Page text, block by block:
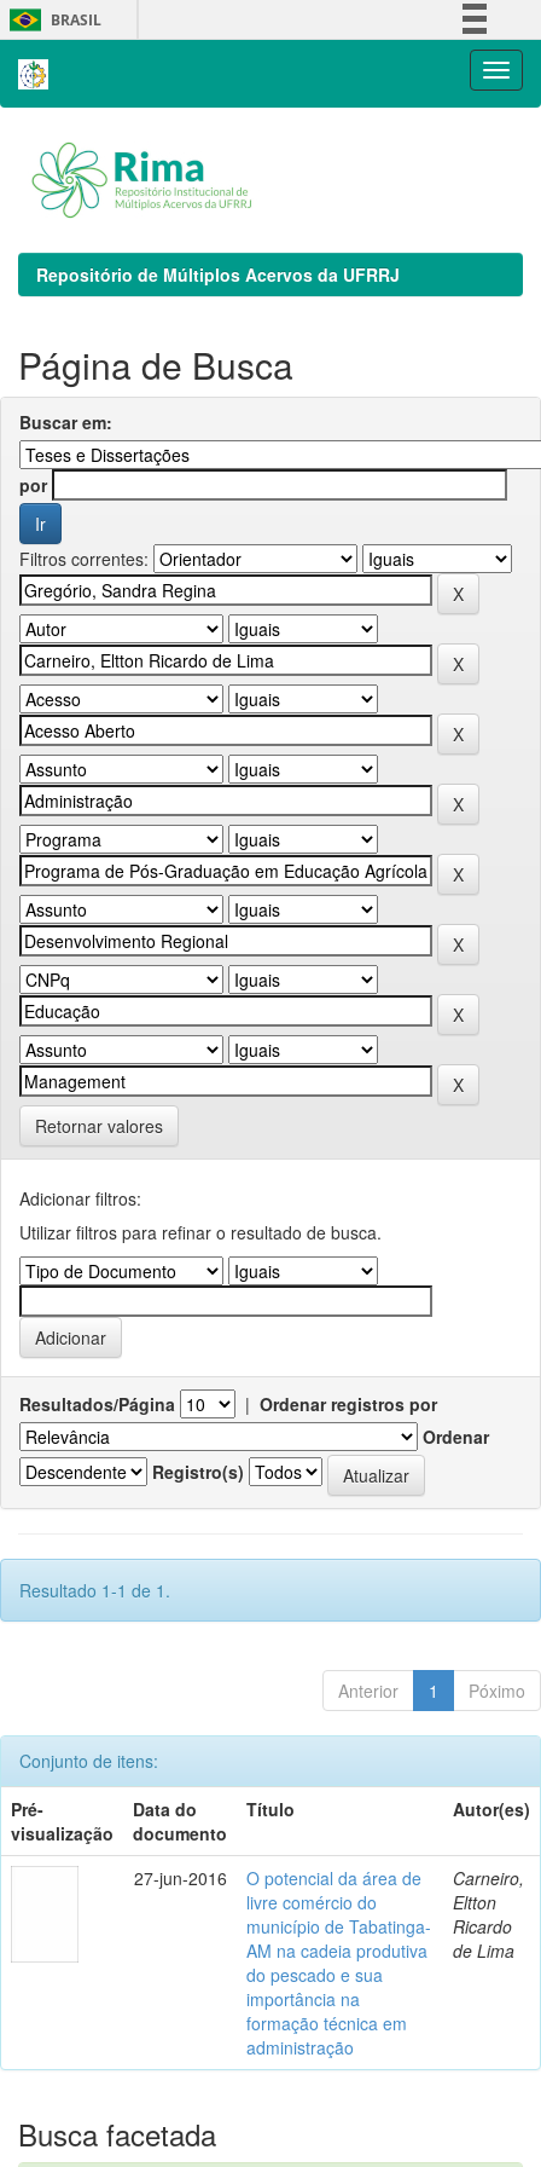
Skip
navigation
BRASIL
Repositório de Múltiplos Acervos da UFRRJ
Página de Busca
Buscar em:
por
Filtros correntes:
Retornar valores
Adicionar filtros:
Utilizar filtros para refinar o resultado de busca.
Resultados/Página | Ordenar registros por
Ordenar
Registro(s)
Resultado 1-1 de 1.
Anterior 1 Póximo
Conjunto de itens:
Pré-
visualização
Data do
documento
Título Autor(es)
27-jun-2016
O potencial da área de
livre comércio do
município de Tabatinga-
AM na cadeia produtiva
do pescado e sua
importância na
formação técnica em
administração
Carneiro,
Eltton
Ricardo
de Lima
Busca facetada